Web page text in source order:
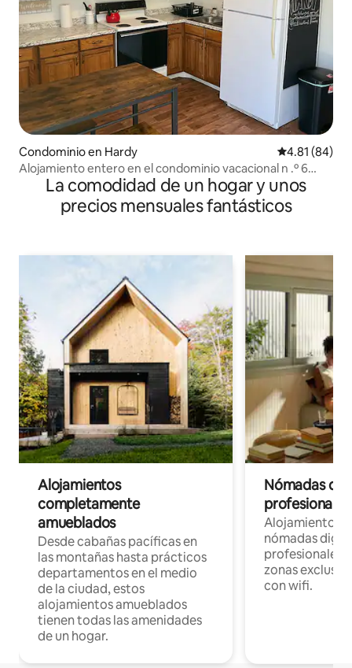
Condominio en Hardy Calificación
4.81 (84)
Alojamiento entero en el condominio vacacional n .º 6
cerca de Spring River
La comodidad de un hogar y unos
precios mensuales fantásticos
Alojamientos
completamente
amueblados
Desde cabañas pacíficas en
las montañas hasta prácticos
departamentos en el medio
de la ciudad, estos
alojamientos amueblados
tienen todas las amenidades
de un hogar.
Nómadas
Alojamientos
nómadas
profesionales
zonas
con wifi.